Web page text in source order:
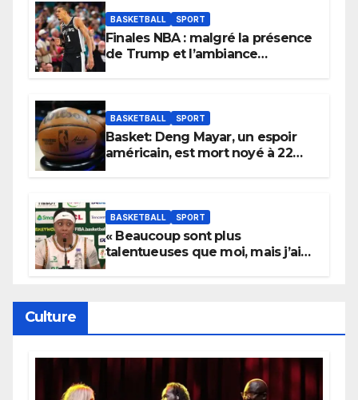
BASKETBALL SPORT
Finales NBA : malgré la présence
de Trump et l’ambiance
BASKETBALL SPORT
Basket: Deng Mayar, un espoir
américain, est mort noyé à 22
BASKETBALL SPORT
« Beaucoup sont plus
talentueuses que moi, mais j’ai
Culture